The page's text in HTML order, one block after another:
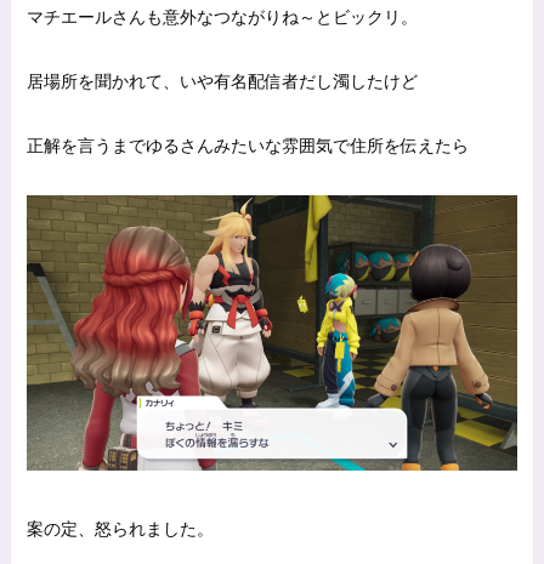
マチエールさんも意外なつながりね～とビックリ。
居場所を聞かれて、いや有名配信者だし濁したけど
正解を言うまでゆるさんみたいな雰囲気で住所を伝えたら
案の定、怒られました。